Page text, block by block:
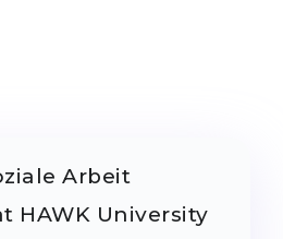
Arbeit
HAWK University